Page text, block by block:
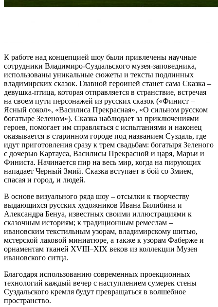
К работе над концепцией шоу были привлечены научные
сотрудники Владимиро-Суздальского музея-заповедника,
использованы уникальные сюжеты и тексты подлинных
владимирских сказок. Главной героиней станет сама Сказка –
девушка-птица, которая отправляется в странствие, встречая
на своем пути персонажей из русских сказок («Финист –
Ясный сокол», «Василиса Прекрасная», «О сильном русском
богатыре Зеленом»). Сказка наблюдает за приключениями
героев, помогает им справляться с испытаниями и наконец
оказывается в старинном городе под названием Суздаль, где
идут приготовления сразу к трем свадьбам: богатыря Зеленого
с дочерью Картауса, Василисы Прекрасной и царя, Марьи и
Финиста. Начинается пир на весь мир, когда на пирующих
нападает Черный Змий. Сказка вступает в бой со Змием,
спасая и город, и людей.
В основе визуального ряда шоу – отсылки к творчеству
выдающихся русских художников Ивана Билибина и
Александра Бенуа, известных своими иллюстрациями к
сказочным историям; к традиционным ремеслам –
ивановским текстильным узорам, владимирскому шитью,
мстерской лаковой миниатюре, а также к узорам Фаберже и
орнаментам тканей XVIII–XIX веков из коллекции Музея
ивановского ситца.
Благодаря использованию современных проекционных
технологий каждый вечер с наступлением сумерек стены
Суздальского кремля будут превращаться в волшебное
пространство.